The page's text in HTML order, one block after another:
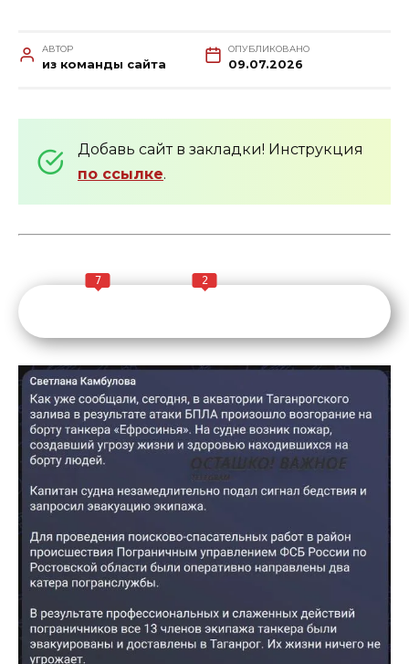
АВТОР
из команды сайта
ОПУБЛИКОВАНО
09.07.2026
Добавь сайт в закладки! Инструкция
по ссылке.
7 2